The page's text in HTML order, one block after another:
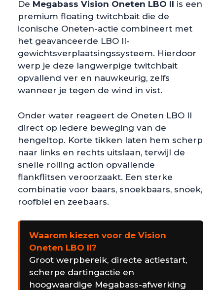
De Megabass Vision Oneten LBO II is een
premium floating twitchbait die de
iconische Oneten-actie combineert met
het geavanceerde LBO II-
gewichtsverplaatsingssysteem. Hierdoor
werp je deze langwerpige twitchbait
opvallend ver en nauwkeurig, zelfs
wanneer je tegen de wind in vist.
Onder water reageert de Oneten LBO II
direct op iedere beweging van de
hengeltop. Korte tikken laten hem scherp
naar links en rechts uitslaan, terwijl de
snelle rolling action opvallende
flankflitsen veroorzaakt. Een sterke
combinatie voor baars, snoekbaars, snoek,
roofblei en zeebaars.
Waarom kiezen voor de Vision
Oneten LBO II?
Groot werpbereik, directe actiestart,
scherpe dartingactie en
hoogwaardige Megabass-afwerking